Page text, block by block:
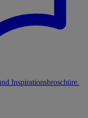
Inspirationsbroschüre.